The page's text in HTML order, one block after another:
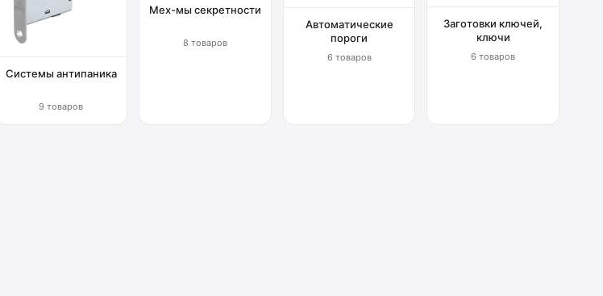
Системы антипаника
9 товаров
Мех-мы секретности
8 товаров
Автоматические
пороги
6 товаров
Заготовки ключей,
ключи
6 товаров